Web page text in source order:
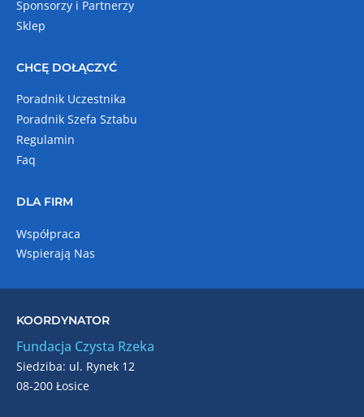
Sponsorzy i Partnerzy
Sklep
CHCĘ DOŁĄCZYĆ
Poradnik Uczestnika
Poradnik Szefa Sztabu
Regulamin
Faq
DLA FIRM
Współpraca
Wspierają Nas
KOORDYNATOR
Fundacja Czysta Rzeka
Siedziba: ul. Rynek 12
08-200 Łosice